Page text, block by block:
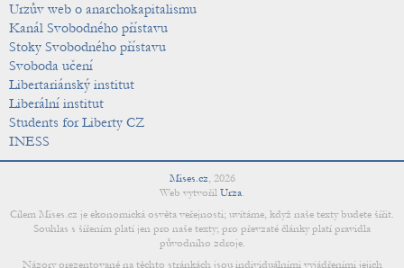
Urzův web o anarchokapitalismu
Kanál Svobodného přístavu
Stoky Svobodného přístavu
Svoboda učení
Libertariánský institut
Liberální institut
Students for Liberty CZ
INESS
Mises.cz, 2026
Web vytvořil Urza.
Cílem Mises.cz je ekonomická osvěta veřejnosti; uvítáme, když naše texty budete šířit.
Souhlas s šířením platí jen pro naše texty; pro převzaté články platí pravidla
původního zdroje.
Názory prezentované na těchto stránkách jsou individuálními vyjádřeními jejich